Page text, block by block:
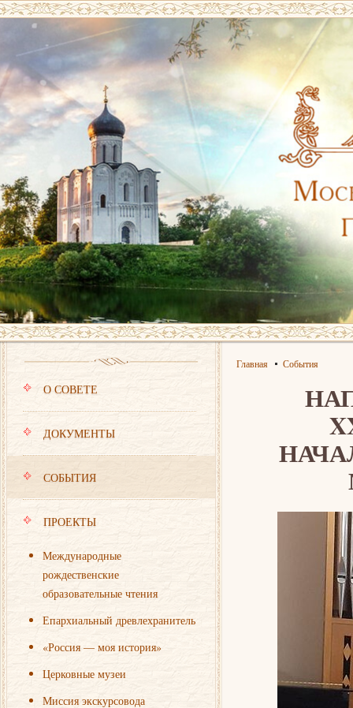
О СОВЕТЕ
ДОКУМЕНТЫ
СОБЫТИЯ
ПРОЕКТЫ
Международные
рождественские
образовательные чтения
Епархиальный древлехранитель
«Россия — моя история»
Церковные музеи
Миссия экскурсовода
Главная События